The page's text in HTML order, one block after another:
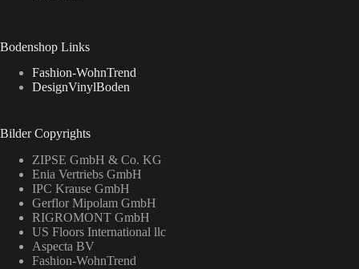
Bodenshop Links
Fashion-WohnTrend
DesignVinylBoden
Bilder Copyrights
ZIPSE GmbH & Co. KG
Enia Vertriebs GmbH
IPC Krause GmbH
Gerflor Mipolam GmbH
RIGROMONT GmbH
US Floors International llc
Aspecta BV
Fashion-WohnTrend